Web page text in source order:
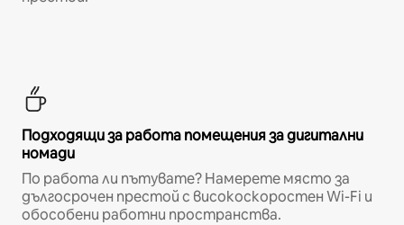
Подходящи за работа помещения за дигитални
номади
По работа ли пътувате? Намерете място за
дългосрочен престой с високоскоростен Wi-Fi и
обособени работни пространства.